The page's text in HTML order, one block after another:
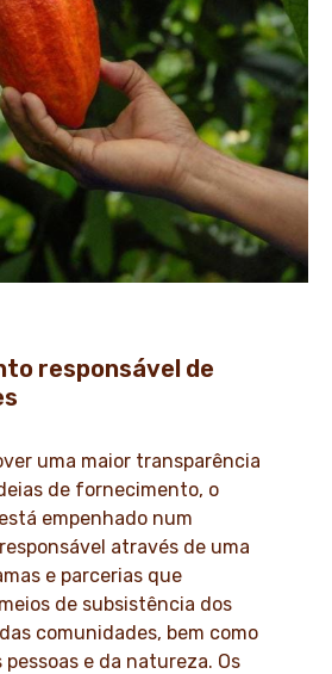
responsável de
uma maior transparência
de fornecimento, o
empenhado num
através de uma
e parcerias que
de subsistência dos
comunidades, bem como
e da natureza. Os